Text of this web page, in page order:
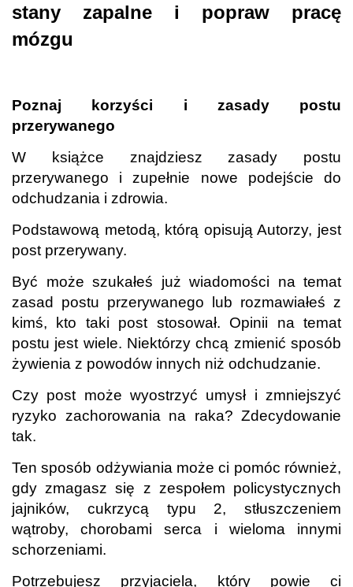
stany zapalne i popraw pracę
mózgu
Poznaj korzyści i zasady postu
przerywanego
W książce znajdziesz zasady postu
przerywanego i zupełnie nowe podejście do
odchudzania i zdrowia.
Podstawową metodą, którą opisują Autorzy, jest
post przerywany.
Być może szukałeś już wiadomości na temat
zasad postu przerywanego lub rozmawiałeś z
kimś, kto taki post stosował. Opinii na temat
postu jest wiele. Niektórzy chcą zmienić sposób
żywienia z powodów innych niż odchudzanie.
Czy post może wyostrzyć umysł i zmniejszyć
ryzyko zachorowania na raka? Zdecydowanie
tak.
Ten sposób odżywiania może ci pomóc również,
gdy zmagasz się z zespołem policystycznych
jajników, cukrzycą typu 2, stłuszczeniem
wątroby, chorobami serca i wieloma innymi
schorzeniami.
Potrzebujesz przyjaciela, który powie ci